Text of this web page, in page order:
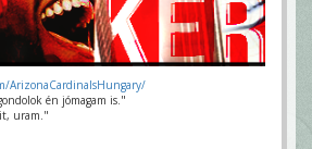
ArizonaCardinalsHungary/
én jómagam is."
uram."